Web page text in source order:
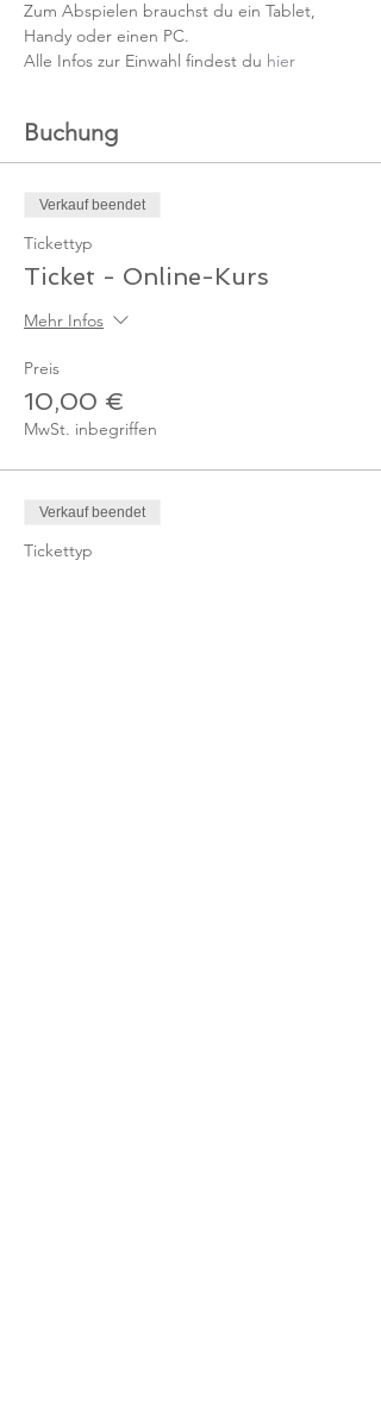
Zum Abspielen brauchst du ein Tablet,
Handy oder einen PC.
Alle Infos zur Einwahl findest du hier
Buchung
Verkauf beendet
Tickettyp
Ticket - Online-Kurs
Mehr Infos
Preis
10,00 €
MwSt. inbegriffen
Verkauf beendet
Tickettyp